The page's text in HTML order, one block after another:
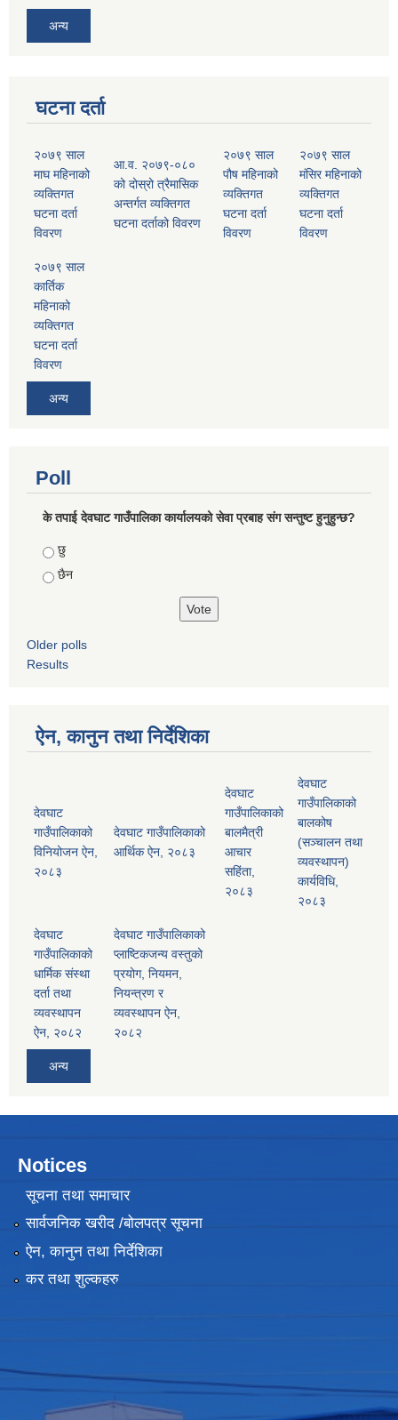
अन्य
घटना दर्ता
२०७९ साल
माघ महिनाको
व्यक्तिगत
घटना दर्ता
विवरण
आ.व. २०७९-०८०
को दोस्रो त्रैमासिक
अन्तर्गत व्यक्तिगत
घटना दर्ताको विवरण
२०७९ साल
पौष महिनाको
व्यक्तिगत
घटना दर्ता
विवरण
२०७९ साल
मंसिर महिनाको
व्यक्तिगत
घटना दर्ता
विवरण
२०७९ साल
कार्तिक
महिनाको
व्यक्तिगत
घटना दर्ता
विवरण
अन्य
Poll
के तपाई देवघाट गाउँपालिका कार्यालयको सेवा प्रबाह संग सन्तुष्ट हुनुहुन्छ?
Choices
छु
छैन
Older polls
Results
ऐन, कानुन तथा निर्देशिका
देवघाट
गाउँपालिकाको
विनियोजन ऐन,
२०८३
देवघाट गाउँपालिकाको
आर्थिक ऐन, २०८३
देवघाट
गाउँपालिकाको
बालमैत्री
आचार
सहिंता,
२०८३
देवघाट
गाउँपालिकाको
बालकोष
(सञ्चालन तथा
व्यवस्थापन)
कार्यविधि,
२०८३
देवघाट
गाउँपालिकाको
धार्मिक संस्था
दर्ता तथा
व्यवस्थापन
ऐन, २०८२
देवघाट गाउँपालिकाको
प्लाष्टिकजन्य वस्तुको
प्रयोग, नियमन,
नियन्त्रण र
व्यवस्थापन ऐन,
२०८२
अन्य
Notices
सूचना तथा समाचार
सार्वजनिक खरीद /बोलपत्र सूचना
ऐन, कानुन तथा निर्देशिका
कर तथा शुल्कहरु